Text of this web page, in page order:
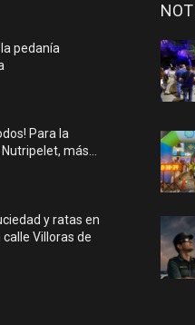
pedanía
Para la
más…
y ratas en
Villoras de